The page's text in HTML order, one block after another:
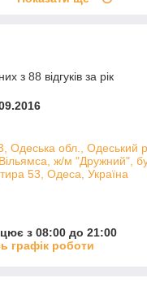
з 88 відгуків за рік
Одеська обл., Одеський
ж/м "Дружний",
53, Одеса, Україна
з 08:00 до 21:00
графік роботи